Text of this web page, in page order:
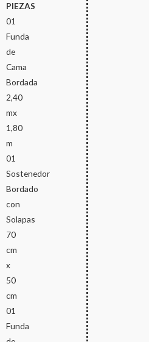
PIEZAS
01
Funda
de
Cama
Bordada
2,40
mx
1,80
m
01
Sostenedor
Bordado
con
Solapas
70
cm
x
50
cm
01
Funda